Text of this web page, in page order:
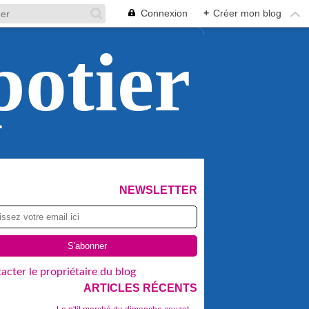
Connexion + Créer mon blog
NEWSLETTER
le propriétaire du blog
ARTICLES RÉCENTS